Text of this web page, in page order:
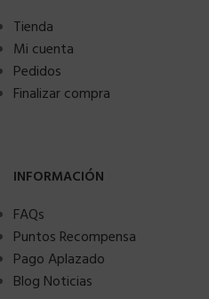
Tienda
Mi cuenta
Pedidos
Finalizar compra
INFORMACIÓN
FAQs
Puntos Recompensa
Pago Aplazado
Blog Noticias